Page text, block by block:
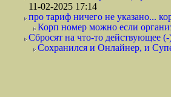
11-02-2025 17:14
про тариф ничего не указано...
Корп номер можно если
Сбросят на что-то действующее (-
Сохранился и Онлайнер, и